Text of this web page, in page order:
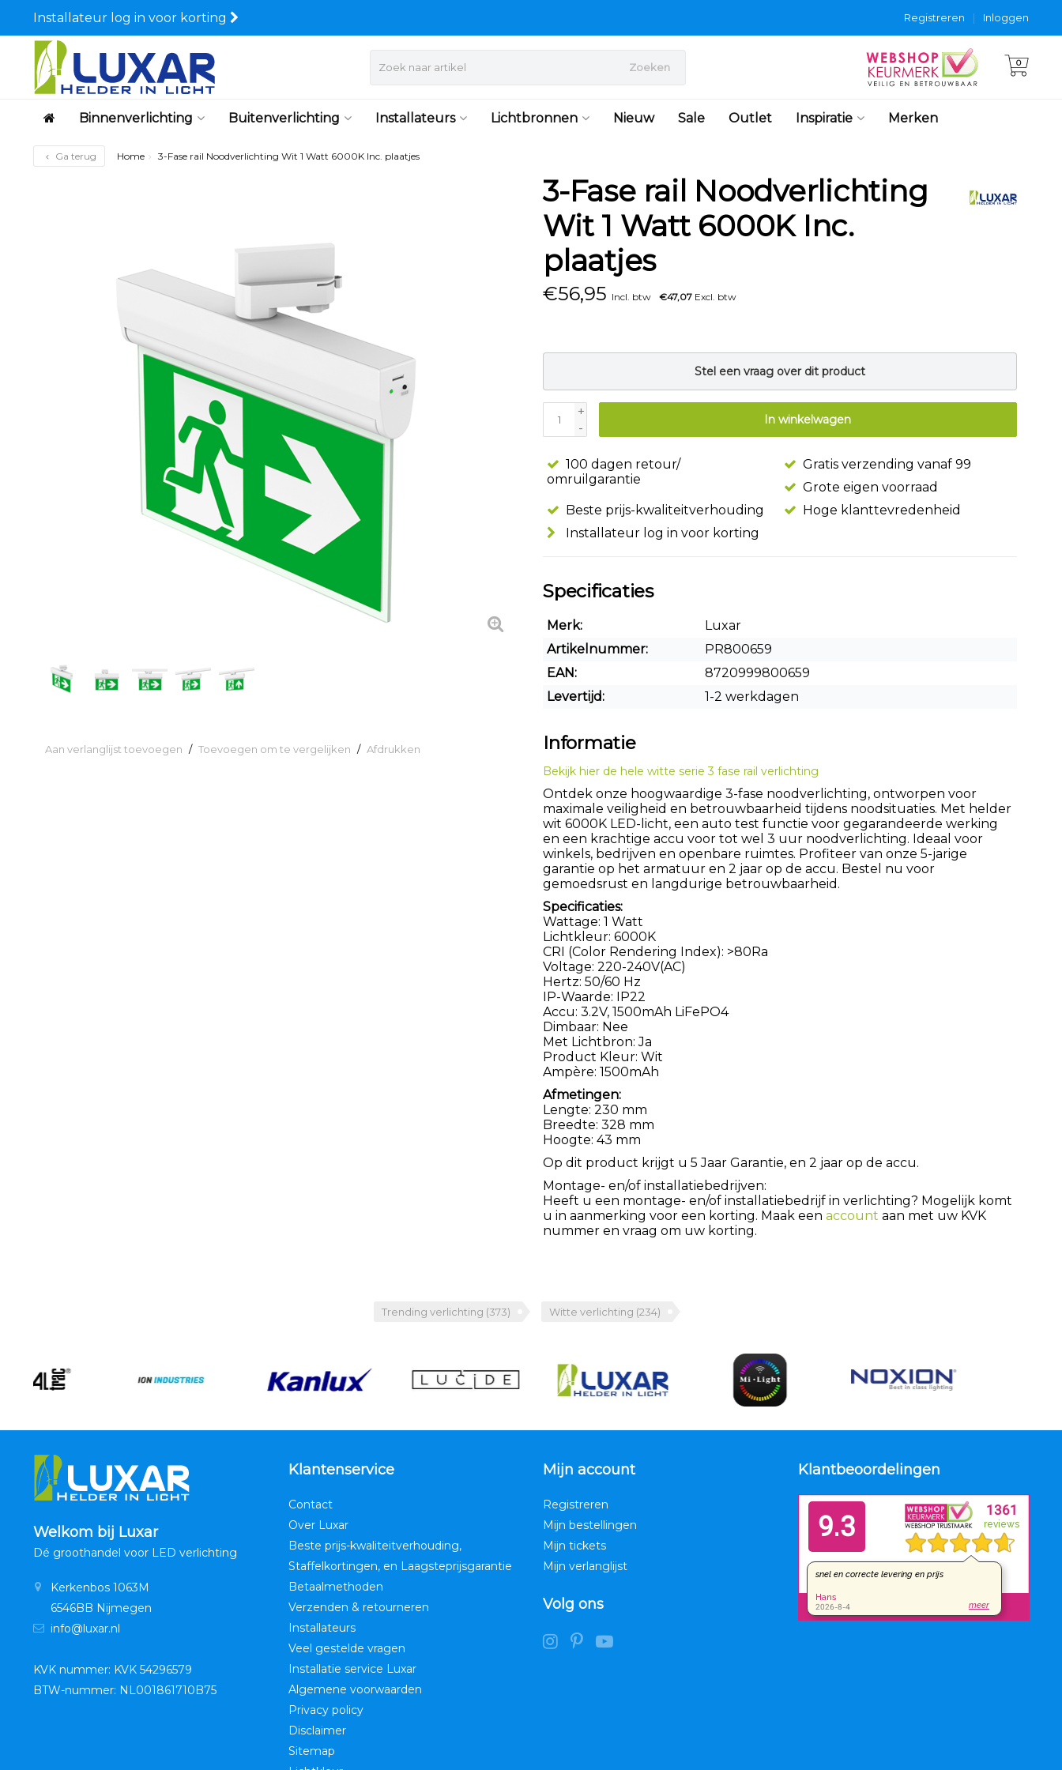
Installateur log in voor korting Inloggen
|
Registreren
Zoeken 0
Binnenverlichting Buitenverlichting Installateurs Lichtbronnen Nieuw Sale Outlet Inspiratie Merken
Ga terug Home 3-Fase rail Noodverlichting Wit 1 Watt 6000K Inc. plaatjes
Aan verlanglijst toevoegen / Toevoegen om te vergelijken / Afdrukken
3-Fase rail Noodverlichting
Wit 1 Watt 6000K Inc.
plaatjes
€56,95 Incl. btw €47,07 Excl. btw
Stel een vraag over dit product
+
-
In winkelwagen
100 dagen retour/
omruilgarantie
Gratis verzending vanaf 99
Grote eigen voorraad
Beste prijs-kwaliteitverhouding
Hoge klanttevredenheid
Installateur log in voor korting
Specificaties
Merk:
Luxar
Artikelnummer:
PR800659
EAN:
8720999800659
Levertijd:
1-2 werkdagen
Informatie
Bekijk hier de hele witte serie 3 fase rail verlichting
Ontdek onze hoogwaardige 3-fase noodverlichting, ontworpen voor
maximale veiligheid en betrouwbaarheid tijdens noodsituaties. Met helder
wit 6000K LED-licht, een auto test functie voor gegarandeerde werking
en een krachtige accu voor tot wel 3 uur noodverlichting. Ideaal voor
winkels, bedrijven en openbare ruimtes. Profiteer van onze 5-jarige
garantie op het armatuur en 2 jaar op de accu. Bestel nu voor
gemoedsrust en langdurige betrouwbaarheid.
Specificaties:
Wattage: 1 Watt
Lichtkleur: 6000K
CRI (Color Rendering Index): >80Ra
Voltage: 220-240V(AC)
Hertz: 50/60 Hz
IP-Waarde: IP22
Accu: 3.2V, 1500mAh LiFePO4
Dimbaar: Nee
Met Lichtbron: Ja
Product Kleur: Wit
Ampère: 1500mAh
Afmetingen:
Lengte: 230 mm
Breedte: 328 mm
Hoogte: 43 mm
Op dit product krijgt u 5 Jaar Garantie, en 2 jaar op de accu.
Montage- en/of installatiebedrijven:
Heeft u een montage- en/of installatiebedrijf in verlichting? Mogelijk komt
u in aanmerking voor een korting. Maak een account aan met uw KVK
nummer en vraag om uw korting.
Trending verlichting (373) Witte verlichting (234)
Welkom bij Luxar
Dé groothandel voor LED verlichting
Kerkenbos 1063M
6546BB Nijmegen
info@luxar.nl
KVK nummer: KVK 54296579
BTW-nummer: NL001861710B75
Klantenservice
Contact
Over Luxar
Beste prijs-kwaliteitverhouding,
Staffelkortingen, en Laagsteprijsgarantie
Betaalmethoden
Verzenden & retourneren
Installateurs
Veel gestelde vragen
Installatie service Luxar
Algemene voorwaarden
Privacy policy
Disclaimer
Sitemap
Mijn account
Registreren
Mijn bestellingen
Mijn tickets
Mijn verlanglijst
Volg ons
Klantbeoordelingen